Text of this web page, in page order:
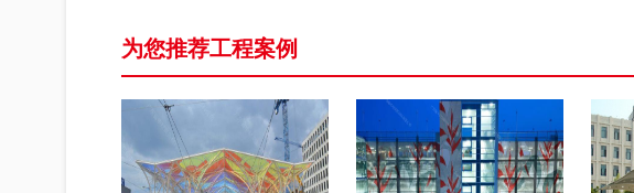
为您推荐工程案例